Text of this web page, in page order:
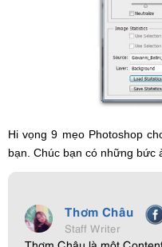
Hi vọng 9 mẹo Photoshop
bạn. Chúc bạn có những bức
Thơm Châu
Staff Writer
Thơm Châu là một